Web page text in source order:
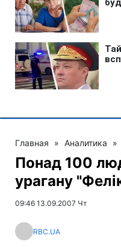
Главная » Аналитика »
Понад 100
урагану
09:46 13.09.2007 Чт
RBC.UA